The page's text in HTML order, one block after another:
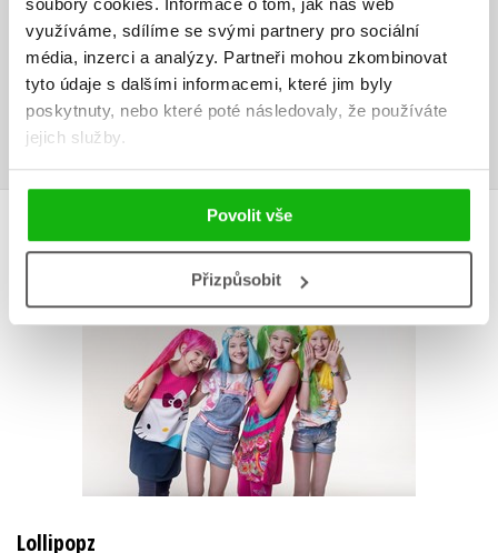
soubory cookies.
Informace o tom, jak náš web
využíváme, sdílíme se svými partnery pro sociální
média, inzerci a analýzy. Partneři mohou zkombinovat
tyto údaje s dalšími informacemi, které jim byly
poskytnuty, nebo které poté následovaly, že používáte
jejich služby.
Povolit vše
Přizpůsobit
Vaše hodnocení
Uživatelskou recenzi mohou vkládat pouze registrovaní uživatelé
Přihlásit
AUTOR KNIHY
Lollipopz